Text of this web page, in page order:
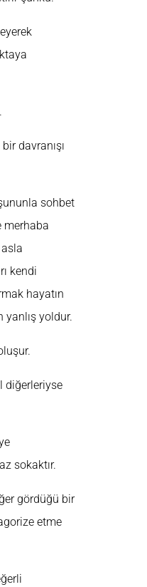
davranışı
sohbet
merhaba
kendi
hayatın
yoldur.
diğerleriyse
sokaktır.
gördüğü bir
etme